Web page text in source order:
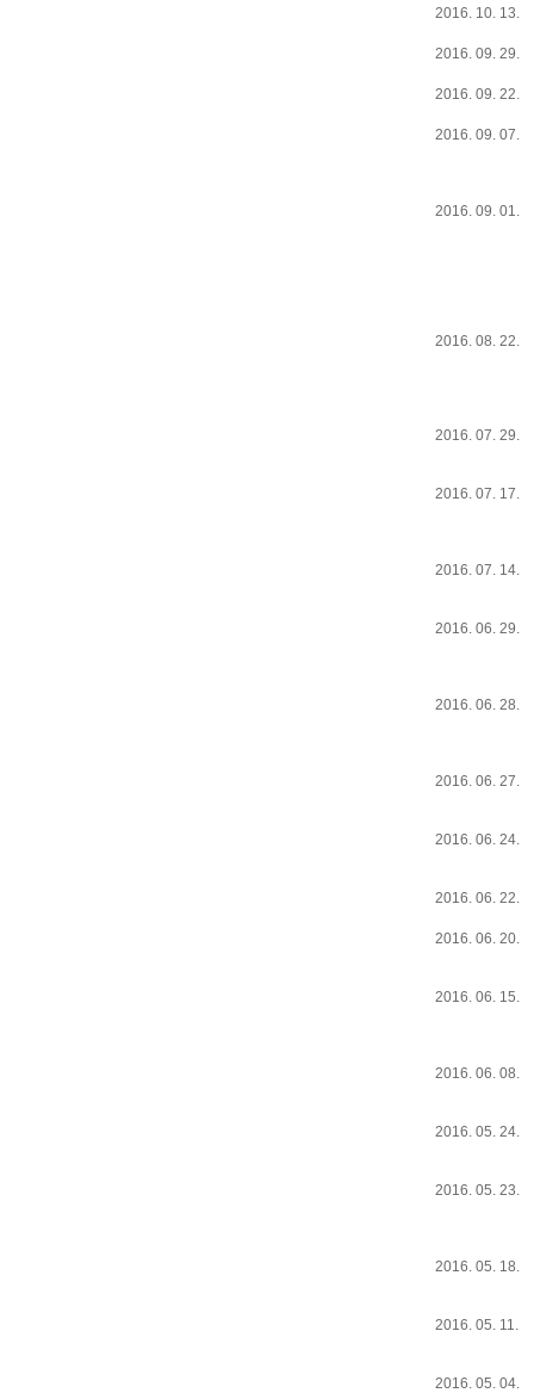
2016. 10. 13.
2016. 09. 29.
2016. 09. 22.
2016. 09. 07.
2016. 09. 01.
2016. 08. 22.
2016. 07. 29.
2016. 07. 17.
2016. 07. 14.
2016. 06. 29.
2016. 06. 28.
2016. 06. 27.
2016. 06. 24.
2016. 06. 22.
2016. 06. 20.
2016. 06. 15.
2016. 06. 08.
2016. 05. 24.
2016. 05. 23.
2016. 05. 18.
2016. 05. 11.
2016. 05. 04.